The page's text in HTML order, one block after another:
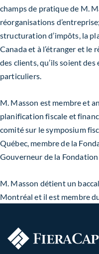
champs de pratique de M.
réorganisations
structuration d’impôts, la
Canada et à l’étranger et le
des clients, qu’ils soient
particuliers.
M. Masson est membre et
planification fiscale et
comité sur le symposium
Québec, membre de la
Gouverneur de la
M. Masson détient un
Montréal et il est membre